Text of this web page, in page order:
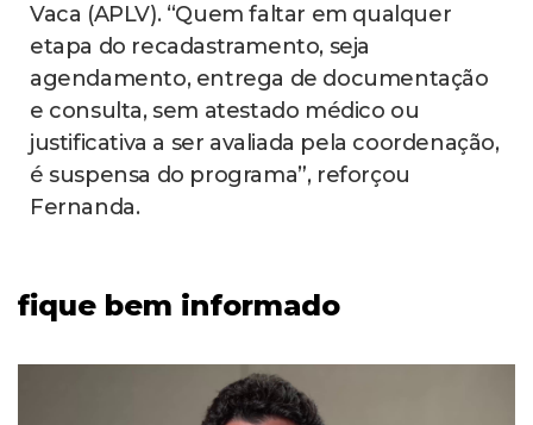
Vaca (APLV). “Quem faltar em qualquer
etapa do recadastramento, seja
agendamento, entrega de documentação
e consulta, sem atestado médico ou
justificativa a ser avaliada pela coordenação,
é suspensa do programa”, reforçou
Fernanda.
fique bem informado